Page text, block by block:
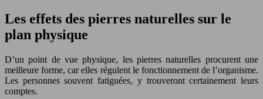
Les effets des pierres naturelles sur le
plan physique
D’un point de vue physique, les pierres naturelles procurent une
meilleure forme, car elles régulent le fonctionnement de l’organisme.
Les personnes souvent fatiguées, y trouveront certainement leurs
comptes.